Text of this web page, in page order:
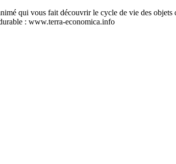
qui vous fait découvrir le cycle de vie des
: www.terra-economica.info